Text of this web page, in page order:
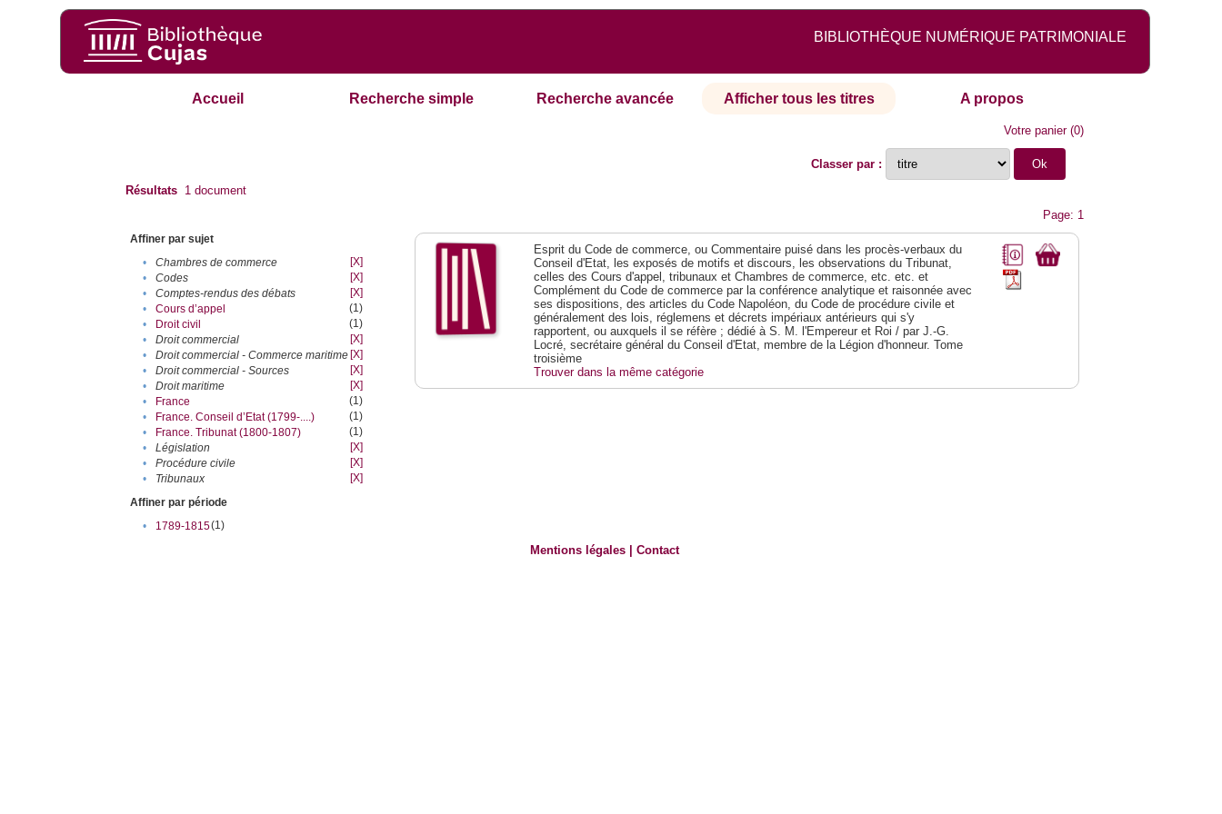
BIBLIOTHÈQUE NUMÉRIQUE PATRIMONIALE
Accueil Recherche simple Recherche avancée Afficher tous les titres A propos
Votre panier(0)
Classer par :
Résultats 1 document
Page: 1
Affiner par sujet
•
Chambres de commerce
[X]
•
Codes
[X]
•
Comptes-rendus des débats
[X]
•
Cours d’appel
(1)
•
Droit civil
(1)
•
Droit commercial
[X]
•
Droit commercial - Commerce maritime [X]
•
Droit commercial - Sources
[X]
•
Droit maritime
[X]
•
France
(1)
•
France. Conseil d’Etat (1799-....)
(1)
•
France. Tribunat (1800-1807)
(1)
•
Législation
[X]
•
Procédure civile
[X]
•
Tribunaux
[X]
Affiner par période
•
1789-1815(1)
Esprit du Code de commerce, ou Commentaire puisé dans les procès-verbaux du
Conseil d'Etat, les exposés de motifs et discours, les observations du Tribunat,
celles des Cours d'appel, tribunaux et Chambres de commerce, etc. etc. et
Complément du Code de commerce par la conférence analytique et raisonnée avec
ses dispositions, des articles du Code Napoléon, du Code de procédure civile et
généralement des lois, réglemens et décrets impériaux antérieurs qui s'y
rapportent, ou auxquels il se réfère ; dédié à S. M. l'Empereur et Roi / par J.-G.
Locré, secrétaire général du Conseil d'Etat, membre de la Légion d'honneur. Tome
troisième
Trouver dans la même catégorie
Mentions légales |Contact